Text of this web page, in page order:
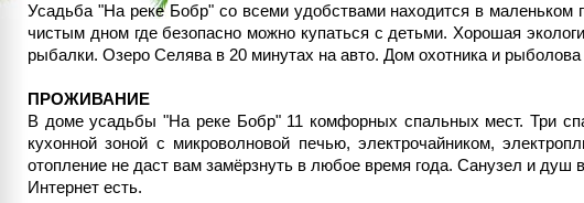
Усадьба "На реке Бобр" со всеми удобствами находится в маленьком
чистым дном где безопасно можно купаться с детьми. Хорошая
рыбалки. Озеро Селява в 20 минутах на авто. Дом охотника и рыболова
ПРОЖИВАНИЕ
В доме усадьбы "На реке Бобр" 11 комфорных спальных мест. Три
кухонной зоной с микроволновой печью, электрочайником,
отопление не даст вам замёрзнуть в любое время года. Санузел и душ
Интернет есть.